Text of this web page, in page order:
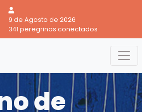
9 de Agosto de 2026
341 peregrinos conectados
de